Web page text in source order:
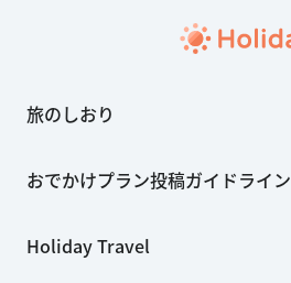
旅のしおり
おでかけプラン投稿ガイドライン
Holiday Travel